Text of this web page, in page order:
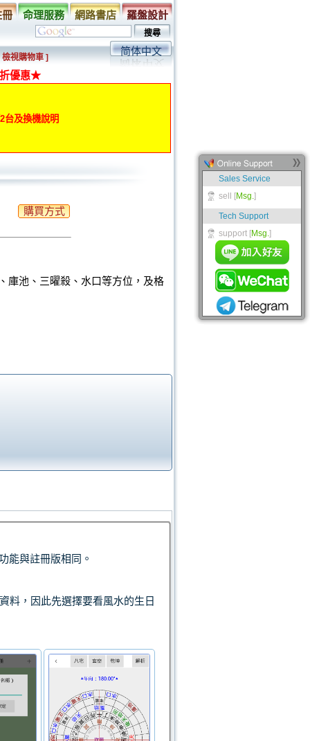
命理服務 網路書店 羅盤設計
檢視購物車 ]
简体中文
優惠★
台及換機說明
購買方式
庫池、三曜殺、水口等方位，及格
能與註冊版相同。
料，因此先選擇要看風水的生日